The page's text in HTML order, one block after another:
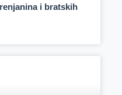
i bratskih